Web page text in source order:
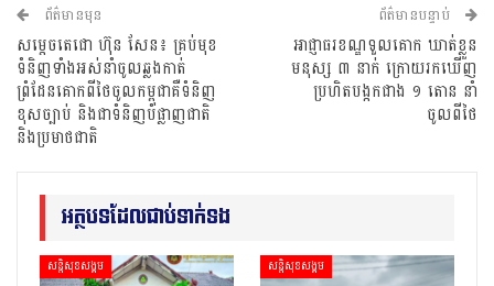
ព័ត៌មានមុន
សម្តេចតេជោ ហ៊ុន សែន៖ គ្រប់មុខ
ទំនិញទាំងអស់នាំចូលឆ្លងកាត់
ព្រំដែនគោកពីថៃចូលកម្ពុជាគឺទំនិញ
ខុសច្បាប់ និងជាទំនិញបំផ្លាញជាតិ
និងប្រមាថជាតិ
ព័ត៌មានបន្ទាប់
អាជ្ញាធរខណ្ឌទួលគោក ឃាត់ខ្លួន
មនុស្ស ៣ នាក់ ក្រោយរកឃើញ
ប្រហិតបង្កកជាង ១ តោន នាំ
ចូលពីថៃ
អត្ថបទដែលជាប់ទាក់ទង
សន្តិសុខសង្គម សន្តិសុខសង្គម